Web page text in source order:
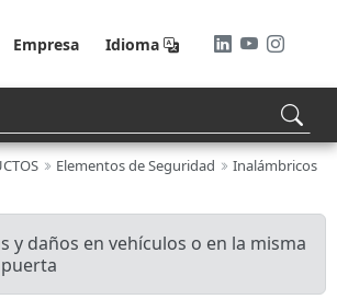
Empresa Idioma
Elementos de Seguridad Inalámbricos
y daños en vehículos o en la misma
puerta